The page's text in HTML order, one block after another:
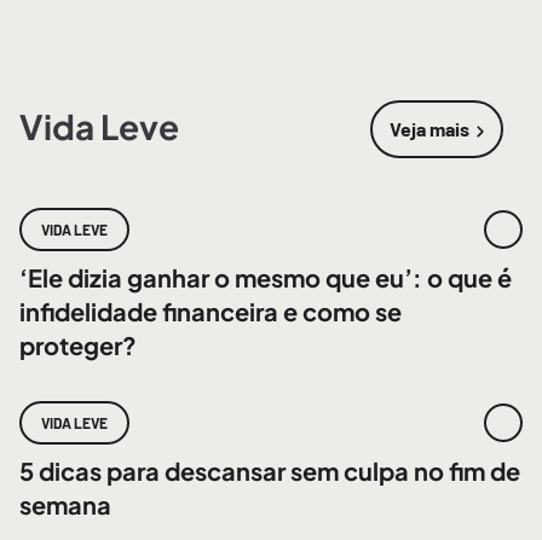
Vida Leve Veja mais
sobre Vida
VIDA LEVE
‘Ele dizia ganhar o mesmo que eu’: o que é
infidelidade financeira e como se
proteger?
VIDA LEVE
5 dicas para descansar sem culpa no fim de
semana